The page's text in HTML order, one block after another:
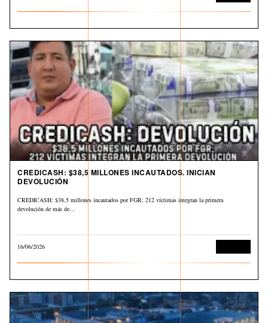
CREDICASH: $38,5 MILLONES INCAUTADOS. INICIAN
DEVOLUCIÓN
CREDICASH: $38,5 millones incautados por FGR; 212 víctimas integran la primera
devolución de más de…
16/06/2026